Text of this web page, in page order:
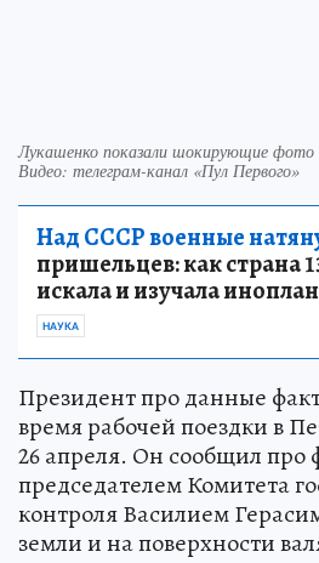
Лукашенко показали шокирующие
Видео: телеграм-канал «Пул Первого»
Над СССР военные
пришельцев: как страна
искала и изучала
НАУКА
Президент про данные
время рабочей поездки в
26 апреля. Он сообщил про
председателем Комитета
контроля Василием
земли и на поверхности